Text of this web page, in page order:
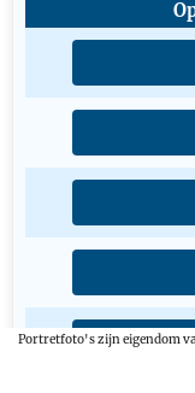
Portretfoto's zijn eigendom